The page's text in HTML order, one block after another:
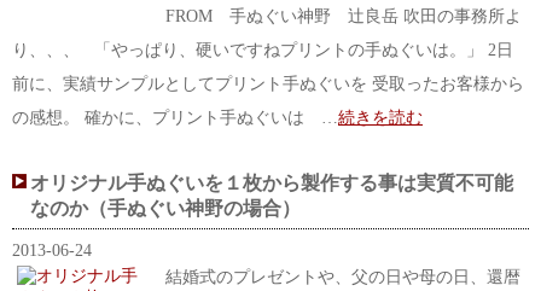
FROM 手ぬぐい神野 辻良岳 吹田の事務所よ
り、、、 「やっぱり、硬いですねプリントの手ぬぐいは。」 2日
前に、実績サンプルとしてプリント手ぬぐいを 受取ったお客様から
の感想。 確かに、プリント手ぬぐいは …続きを読む
オリジナル手ぬぐいを１枚から製作する事は実質不可能
なのか（手ぬぐい神野の場合）
2013-06-24
結婚式のプレゼントや、父の日や母の日、還暦